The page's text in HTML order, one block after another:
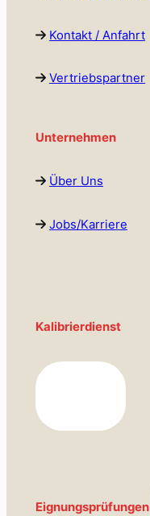
Kontakt / Anfahrt
Vertriebspartner
Unternehmen
Über Uns
Jobs/Karriere
Kalibrierdienst
Eignungsprüfungen